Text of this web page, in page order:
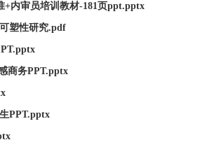
+内审员培训教材-181页ppt.pptx
塑性研究.pdf
商务PPT.pptx
PPT.pptx